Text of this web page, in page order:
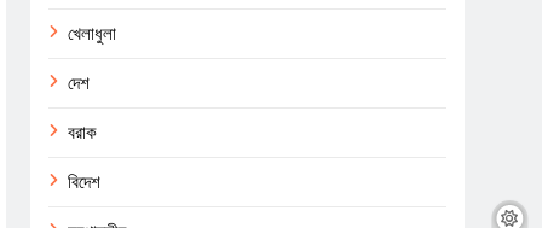
খেলাধুলা
দেশ
বরাক
বিদেশ